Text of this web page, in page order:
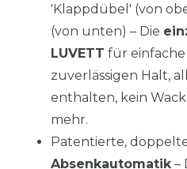
'Klappdübel' (von
(von unten) – Die
LUVETT für
zuverlässigen Halt,
enthalten, kein
mehr.
Patentierte,
Absenkautomatik–